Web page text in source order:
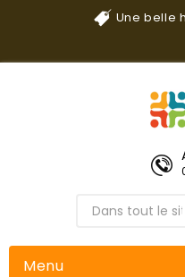
Une belle
Menu